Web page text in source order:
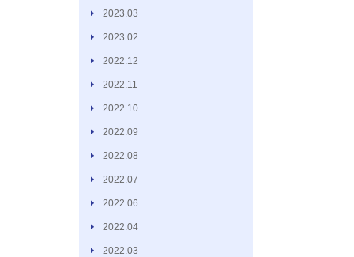
2023.03
2023.02
2022.12
2022.11
2022.10
2022.09
2022.08
2022.07
2022.06
2022.04
2022.03